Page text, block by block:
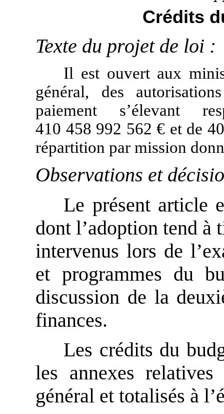
Crédits
Texte du projet de loi :
Il est ouvert aux
général, des
paiement s’élevant
410 458 992 562 € et de
répartition par mission
Observations et
Le présent article
dont l’adoption tend à
intervenus lors de
et programmes du
discussion de la
finances.
Les crédits du
les annexes
général et totalisés à